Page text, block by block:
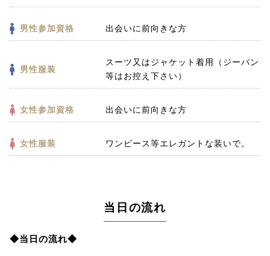
男性参加資格 出会いに前向きな方
男性服装
スーツ又はジャケット着用（ジーパン
等はお控え下さい）
女性参加資格 出会いに前向きな方
女性服装 ワンピース等エレガントな装いで。
当日の流れ
◆当日の流れ◆